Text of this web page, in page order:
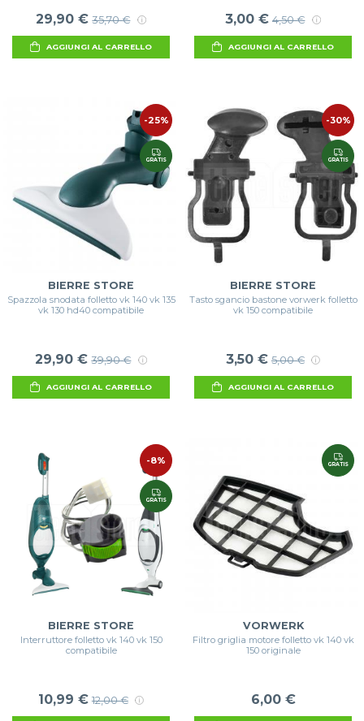
29,90 € 35,70 €
AGGIUNGI AL CARRELLO
3,00 € 4,50 €
AGGIUNGI AL CARRELLO
-25%
GRATIS
BIERRE STORE
Spazzola snodata folletto vk 140 vk 135
vk 130 hd40 compatibile
29,90 € 39,90 €
AGGIUNGI AL CARRELLO
-30%
GRATIS
BIERRE STORE
Tasto sgancio bastone vorwerk folletto
vk 150 compatibile
3,50 € 5,00 €
AGGIUNGI AL CARRELLO
-8%
GRATIS
BIERRE STORE
Interruttore folletto vk 140 vk 150
compatibile
10,99 € 12,00 €
GRATIS
VORWERK
Filtro griglia motore folletto vk 140 vk
150 originale
6,00 €